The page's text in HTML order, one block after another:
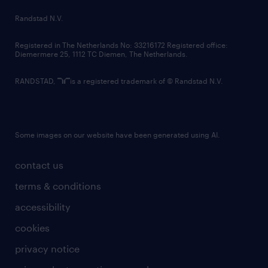
country websites
contact us
terms & conditions
accessibility
cookies
privacy notice
Randstad N.V.
Registered in The Netherlands No: 33216172 Registered office:
Diemermere 25, 1112 TC Diemen, The Netherlands.
RANDSTAD, is a registered trademark of © Randstad N.V.
Some images on our website have been generated using AI.